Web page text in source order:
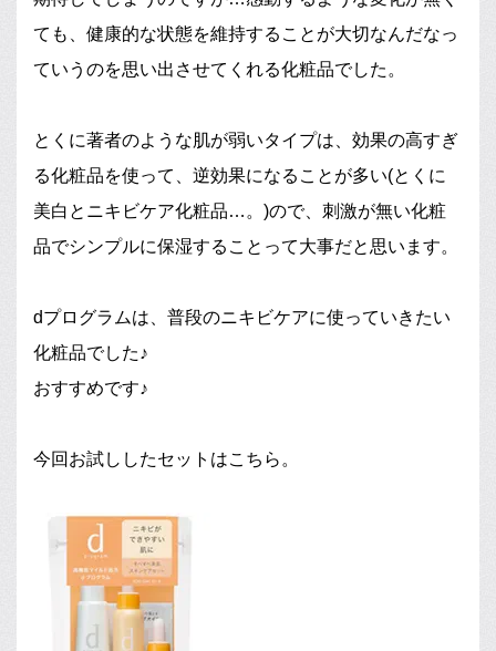
ても、健康的な状態を維持することが大切なんだなっ
ていうのを思い出させてくれる化粧品でした。
とくに著者のような肌が弱いタイプは、効果の高すぎ
る化粧品を使って、逆効果になることが多い(とくに
美白とニキビケア化粧品…。)ので、刺激が無い化粧
品でシンプルに保湿することって大事だと思います。
dプログラムは、普段のニキビケアに使っていきたい
化粧品でした♪
おすすめです♪
今回お試ししたセットはこちら。